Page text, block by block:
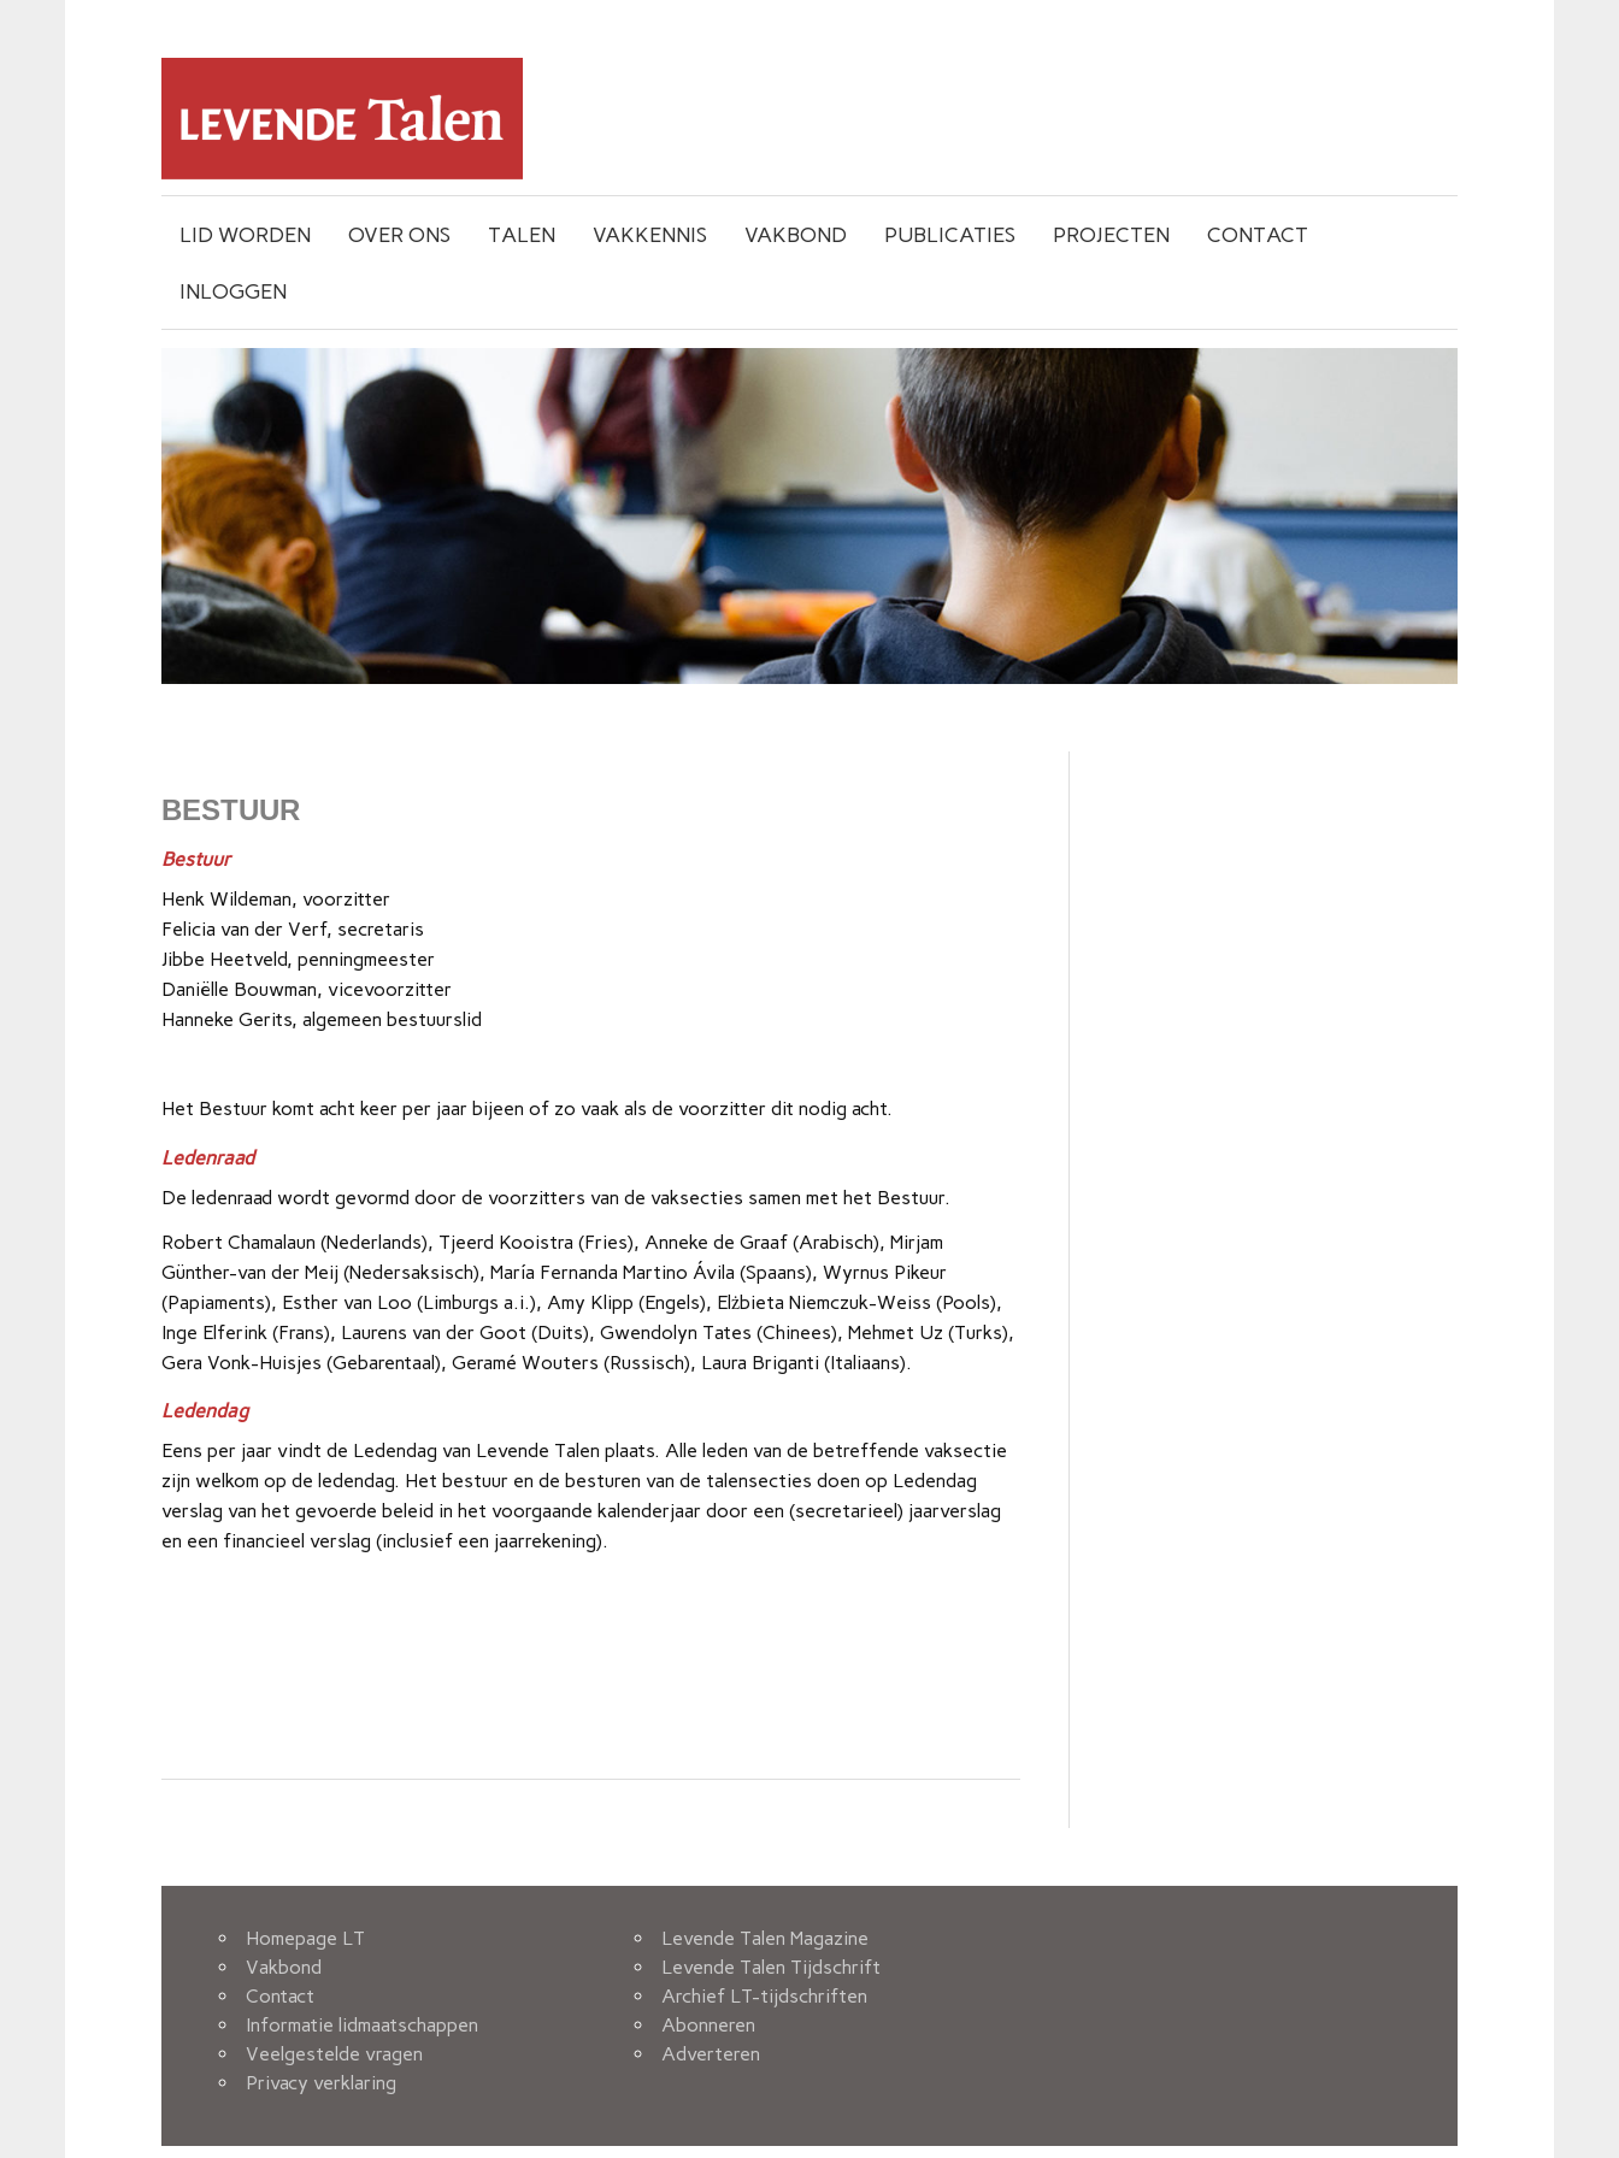
LID WORDEN OVER ONS TALEN VAKKENNIS VAKBOND PUBLICATIES PROJECTEN CONTACT
INLOGGEN
BESTUUR
Bestuur
Henk Wildeman, voorzitter
Felicia van der Verf, secretaris
Jibbe Heetveld, penningmeester
Daniëlle Bouwman, vicevoorzitter
Hanneke Gerits, algemeen bestuurslid
Het Bestuur komt acht keer per jaar bijeen of zo vaak als de voorzitter dit nodig acht.
Ledenraad
De ledenraad wordt gevormd door de voorzitters van de vaksecties samen met het Bestuur.
Robert Chamalaun (Nederlands), Tjeerd Kooistra (Fries), Anneke de Graaf (Arabisch), Mirjam
Günther-van der Meij (Nedersaksisch), María Fernanda Martino Ávila (Spaans), Wyrnus Pikeur
(Papiaments), Esther van Loo (Limburgs a.i.), Amy Klipp (Engels), Elżbieta Niemczuk-Weiss (Pools),
Inge Elferink (Frans), Laurens van der Goot (Duits), Gwendolyn Tates (Chinees), Mehmet Uz (Turks),
Gera Vonk-Huisjes (Gebarentaal), Geramé Wouters (Russisch), Laura Briganti (Italiaans).
Ledendag
Eens per jaar vindt de Ledendag van Levende Talen plaats. Alle leden van de betreffende vaksectie
zijn welkom op de ledendag. Het bestuur en de besturen van de talensecties doen op Ledendag
verslag van het gevoerde beleid in het voorgaande kalenderjaar door een (secretarieel) jaarverslag
en een financieel verslag (inclusief een jaarrekening).
Homepage LT
Vakbond
Contact
Informatie lidmaatschappen
Veelgestelde vragen
Privacy verklaring
Levende Talen Magazine
Levende Talen Tijdschrift
Archief LT-tijdschriften
Abonneren
Adverteren